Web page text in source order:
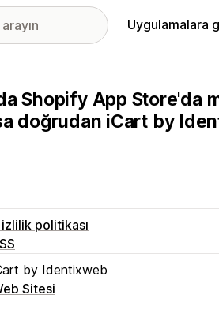
Uygulamalara
Shopify App Store'da
doğrudan iCart by
politikası
by Identixweb
Sitesi